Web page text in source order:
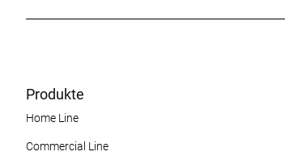
Produkte
Home Line
Commercial Line